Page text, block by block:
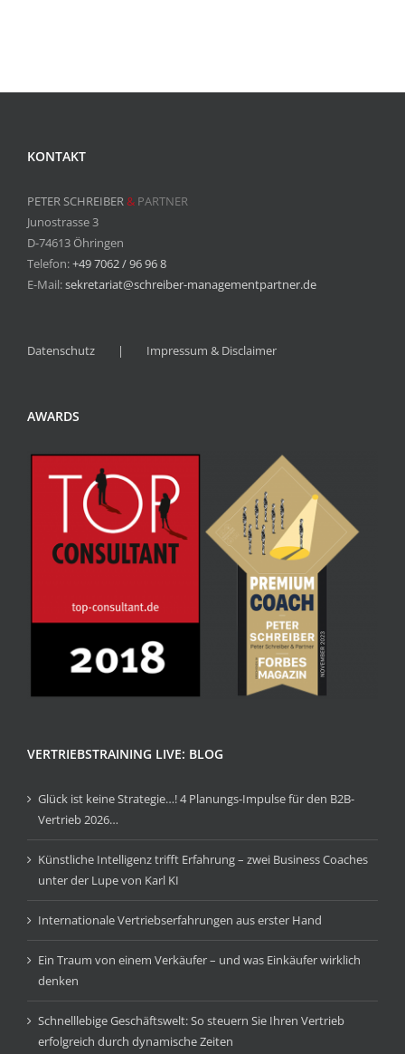
KONTAKT
PETER SCHREIBER& PARTNER
Junostrasse 3
D-74613 Öhringen
Telefon:+49 7062 / 96 96 8
E-Mail:sekretariat@schreiber-managementpartner.de
Datenschutz Impressum & Disclaimer
AWARDS
VERTRIEBSTRAINING LIVE: BLOG
Glück ist keine Strategie…! 4 Planungs-Impulse für den B2B-
Vertrieb 2026…
Künstliche Intelligenz trifft Erfahrung – zwei Business Coaches
unter der Lupe von Karl KI
Internationale Vertriebserfahrungen aus erster Hand
Ein Traum von einem Verkäufer – und was Einkäufer wirklich
denken
Schnelllebige Geschäftswelt: So steuern Sie Ihren Vertrieb
erfolgreich durch dynamische Zeiten